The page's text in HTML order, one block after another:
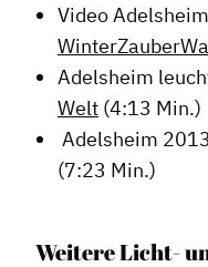
Video
Adelsheim
Welt (4:13 Min.)
Adelsheim 2013
(7:23 Min.)
Weitere Licht-